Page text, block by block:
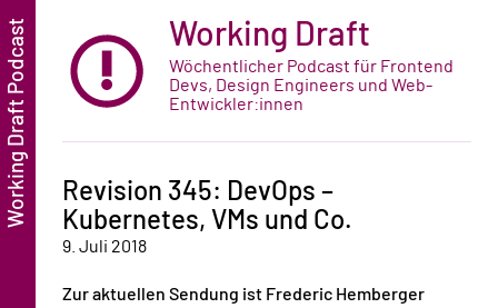
Working Draft
Wöchentlicher Podcast für Frontend
Devs, Design Engineers und Web-
Entwickler:innen
Revision 345: DevOps –
Kubernetes, VMs und Co.
9. Juli 2018
Zur aktuellen Sendung ist Frederic Hemberger